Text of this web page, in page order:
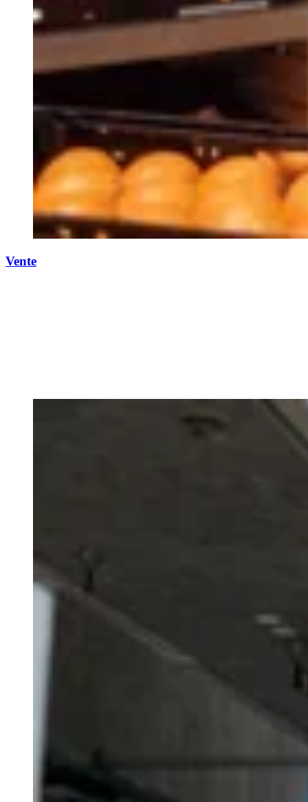
Vente